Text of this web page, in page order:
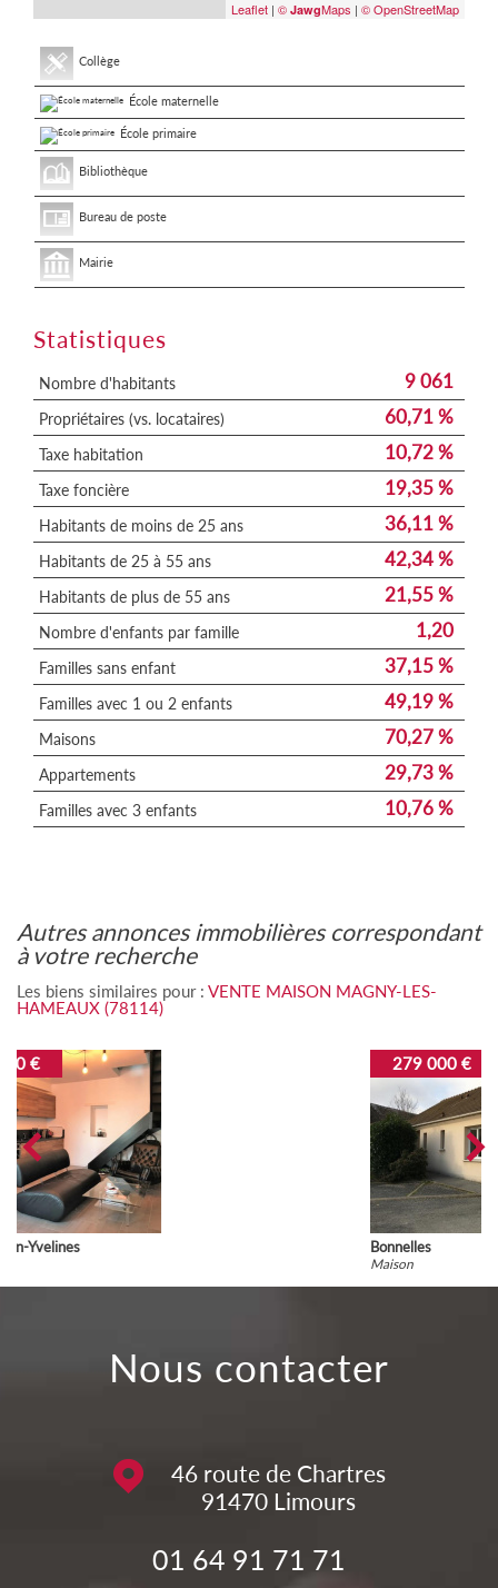
Leaflet | © JawgMaps | © OpenStreetMap
Collège
École maternelle
École primaire
Bibliothèque
Bureau de poste
Mairie
Statistiques
Nombre d'habitants 9 061
Propriétaires (vs. locataires) 60,71 %
Taxe habitation 10,72 %
Taxe foncière 19,35 %
Habitants de moins de 25 ans 36,11 %
Habitants de 25 à 55 ans 42,34 %
Habitants de plus de 55 ans 21,55 %
Nombre d'enfants par famille 1,20
Familles sans enfant 37,15 %
Familles avec 1 ou 2 enfants 49,19 %
Maisons 70,27 %
Appartements 29,73 %
Familles avec 3 enfants 10,76 %
autres annonces immobilières correspondant
à votre recherche
Les biens similaires pour : VENTE MAISON MAGNY-LES-
HAMEAUX (78114)
279 000 €
nous contacter
46 route de Chartres
91470 Limours
01 64 91 71 71